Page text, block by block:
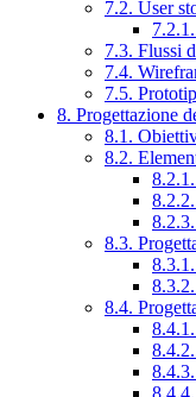
7.2. User
7.3. Flussi
7.4.
7.5.
8. Progettazione
8.1.
8.2.
8.3.
8.4.